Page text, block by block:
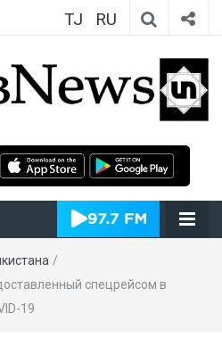
TJ RU
ИмрӯзNews
/
спецрейсом в
19